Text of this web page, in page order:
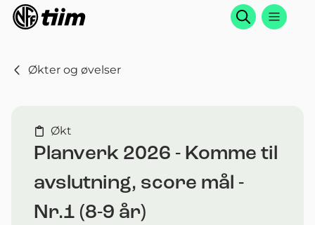
Søk
Økter og øvelser
Økt
Planverk 2026 - Komme til
avslutning, score mål -
Nr.1 (8-9 år)